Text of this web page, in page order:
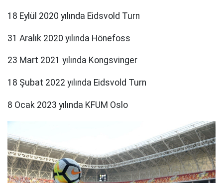
18 Eylül 2020 yılında Eidsvold Turn
31 Aralık 2020 yılında Hönefoss
23 Mart 2021 yılında Kongsvinger
18 Şubat 2022 yılında Eidsvold Turn
8 Ocak 2023 yılında KFUM Oslo